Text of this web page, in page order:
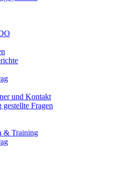
und Kontakt
Fragen
& Training